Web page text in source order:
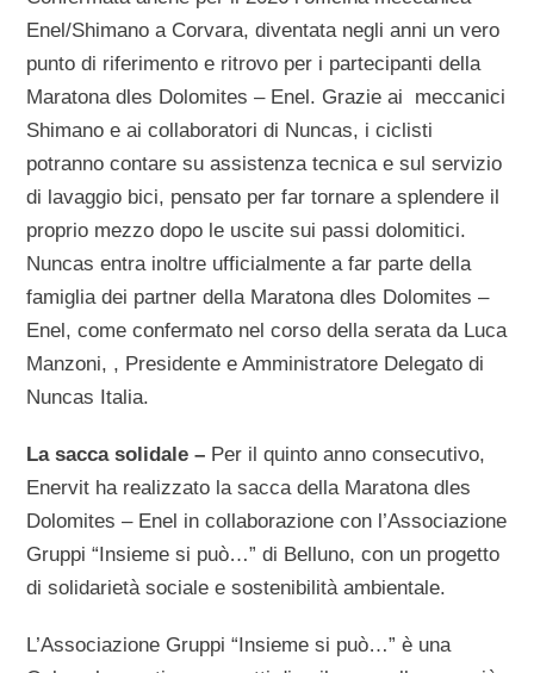
Enel/Shimano a Corvara, diventata negli anni un vero
punto di riferimento e ritrovo per i partecipanti della
Maratona dles Dolomites – Enel. Grazie ai meccanici
Shimano e ai collaboratori di Nuncas, i ciclisti
potranno contare su assistenza tecnica e sul servizio
di lavaggio bici, pensato per far tornare a splendere il
proprio mezzo dopo le uscite sui passi dolomitici.
Nuncas entra inoltre ufficialmente a far parte della
famiglia dei partner della Maratona dles Dolomites –
Enel, come confermato nel corso della serata da Luca
Manzoni, , Presidente e Amministratore Delegato di
Nuncas Italia.
La sacca solidale – Per il quinto anno consecutivo,
Enervit ha realizzato la sacca della Maratona dles
Dolomites – Enel in collaborazione con l’Associazione
Gruppi “Insieme si può…” di Belluno, con un progetto
di solidarietà sociale e sostenibilità ambientale.
L’Associazione Gruppi “Insieme si può…” è una